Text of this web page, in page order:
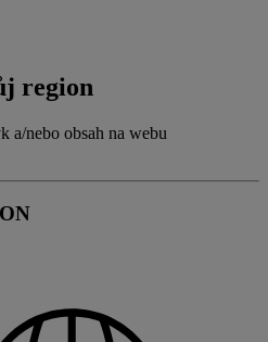
region
a/nebo obsah na webu